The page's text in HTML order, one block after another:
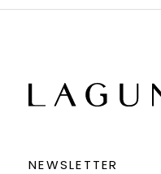
NEWSLETTER